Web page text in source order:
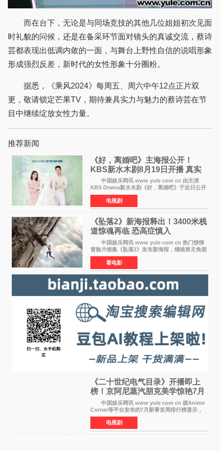
而在台下，无论是与同场竞技的其他几位姐姐初次见面
时礼貌的问候，还是在备采环节面对镜头的真诚交流，蔡诗
芸都表现出低调内敛的一面，与舞台上野性自信的说唱形象
形成强烈反差，新时代的女性形象十分圈粉。
据悉，《乘风2024》每周五、周六中午12点正片双
更，敬请锁定芒果TV，期待兼具实力与魅力的蔡诗芸在节
目中继续绽放女性力量。
推荐新闻
《好，离婚吧》主海报公开！
KBS新水木剧8月19日开播 真实
离婚体验记来袭
中国娱乐网讯 www yule com cn 由主演
KBS Drama新水木剧《好，离婚吧》于近日公开
主海报，正式进入开播倒计时。 海报中，男
女主角背对背站立，各自望向不同方向，中央的
空白与冷漠的表情
电视剧
《坠落2》新海报释出！3400米栈
道惊魂再临 恐高症慎入
中国娱乐网讯 www yule com cn 热门惊悚
冒险片续集《坠落2》发布新海报，继续将主角困
于绝境高处——这一次，是摇摇欲坠的徒步栈
道。该片将于今年9月2日北美上映，恐高症患者
请提前做好心理
看电影
《二十世纪电气目录》开播即上
榜！京阿尼蒸汽朋克美学惊艳7月
新番季
中国娱乐网讯 www yule com cn 据Anime
Corner等平台发布的7月新番首周排行榜显示，
由京都动画制作的《二十世纪电气目录》在多个
榜单中表现亮眼，位列AniLab全球TOP10第十
名。该剧改编自结
电视剧